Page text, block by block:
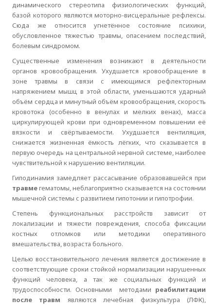
динамического стереотипа физиологических функций,
базой которого являются моторно-висцеральные рефлексы.
Сюда же относится угнетённое состояние психики,
обусловленное тяжестью травмы, опасением последствий,
болевым синдромом.
Существенные изменения возникают в деятельности
органов кровообращения. Ухудшается кровообращение в
зоне травмы в связи с имеющимся рефлекторным
напряжением мышц в этой области, уменьшаются ударный
объём сердца и минутный объём кровообращения, скорость
кровотока (особенно в венулах и мелких венах), масса
циркулирующей крови при одновременном повышении её
вязкости и свёртываемости. Ухудшается вентиляция,
снижается жизненная ёмкость лёгких, что сказывается в
первую очередь на центральной нервной системе, наиболее
чувствительной к нарушению вентиляции.
Гиподинамия замедляет рассасывание образовавшейся при
травмегематомы, неблагоприятно сказывается на состоянии
мышечной системы с развитием гипотонии и гипотрофии.
Степень функциональных расстройств зависит от
локализации и тяжести повреждения, способа фиксации
костных отломков или методики оперативного
вмешательства, возраста больного.
Целью восстановительного лечения является достижение в
соответствующие сроки стойкой нормализации нарушенных
функций человека, а так же социальных функций и
трудоспособности. Основными методами реабилитации
после травм являются лечебная физкультура (ЛФК),